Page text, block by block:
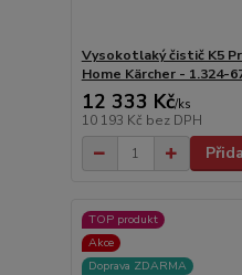
Vysokotlaký čistič K5
Home Kärcher - 1.324-
12 333 Kč/ks
10 193 Kč bez DPH
TOP produkt
Akce
Doprava ZDARMA